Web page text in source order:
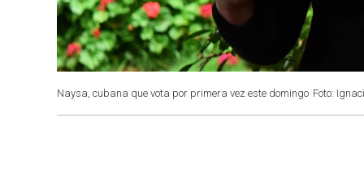
Naysa, cubana que vota por primera vez este domingo Foto: